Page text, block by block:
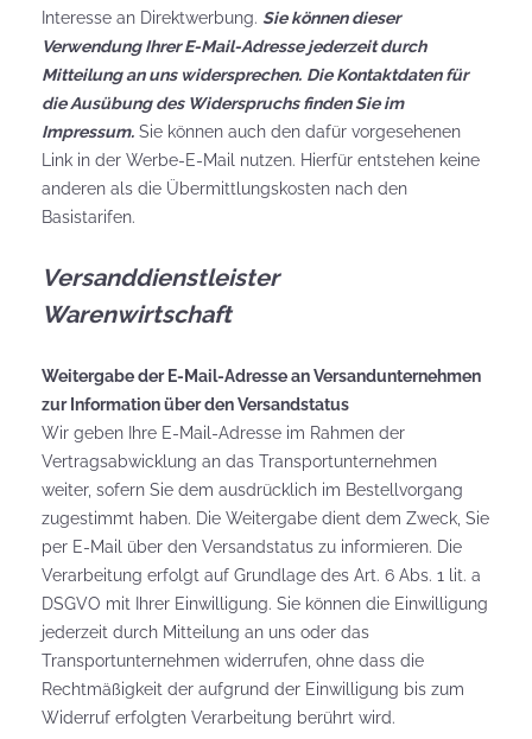
Interesse an Direktwerbung. Sie können dieser
Verwendung Ihrer E-Mail-Adresse jederzeit durch
Mitteilung an uns widersprechen. Die Kontaktdaten für
die Ausübung des Widerspruchs finden Sie im
Impressum. Sie können auch den dafür vorgesehenen
Link in der Werbe-E-Mail nutzen. Hierfür entstehen keine
anderen als die Übermittlungskosten nach den
Basistarifen.
Versanddienstleister
Warenwirtschaft
Weitergabe der E-Mail-Adresse an Versandunternehmen
zur Information über den Versandstatus
Wir geben Ihre E-Mail-Adresse im Rahmen der
Vertragsabwicklung an das Transportunternehmen
weiter, sofern Sie dem ausdrücklich im Bestellvorgang
zugestimmt haben. Die Weitergabe dient dem Zweck, Sie
per E-Mail über den Versandstatus zu informieren. Die
Verarbeitung erfolgt auf Grundlage des Art. 6 Abs. 1 lit. a
DSGVO mit Ihrer Einwilligung. Sie können die Einwilligung
jederzeit durch Mitteilung an uns oder das
Transportunternehmen widerrufen, ohne dass die
Rechtmäßigkeit der aufgrund der Einwilligung bis zum
Widerruf erfolgten Verarbeitung berührt wird.